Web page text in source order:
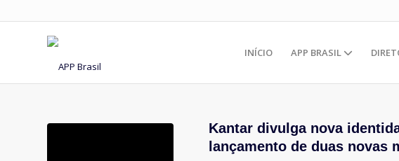
INÍCIO APP BRASIL
Kantar divulga nova
lançamento de duas novas